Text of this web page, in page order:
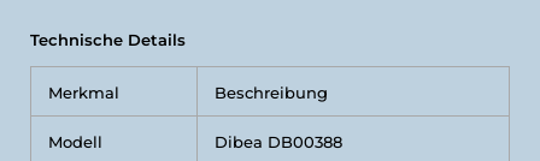
Technische Details
Merkmal Beschreibung
Modell Dibea DB00388